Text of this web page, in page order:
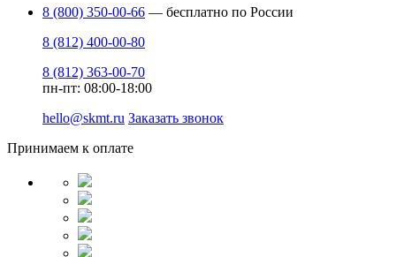
8 (800) 350-00-66 — бесплатно по России
8 (812) 400-00-80
8 (812) 363-00-70
пн-пт: 08:00-18:00
hello@skmt.ru Заказать звонок
Принимаем к оплате